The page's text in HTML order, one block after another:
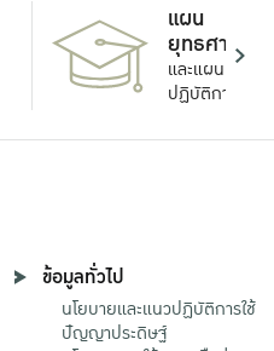
แผน
ยุทธศาสตร์
และแผน
ปฏิบัติการ
ข้อมูลทั่วไป
นโยบายและแนวปฏิบัติการใช้
ปัญญาประดิษฐ์